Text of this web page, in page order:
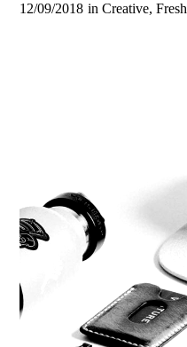
12/09/2018 in Creative,Fresh